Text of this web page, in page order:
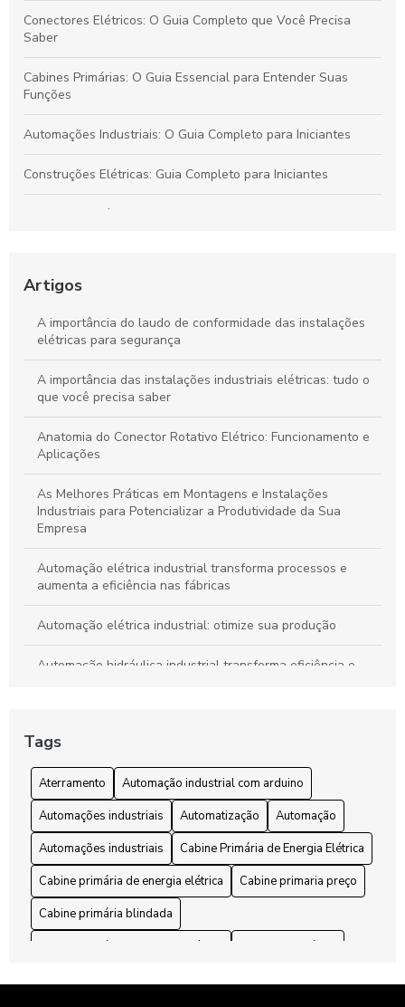
Conectores Elétricos: O Guia Completo que Você Precisa
Saber
Cabines Primárias: O Guia Essencial para Entender Suas
Funções
Automações Industriais: O Guia Completo para Iniciantes
Construções Elétricas: Guia Completo para Iniciantes
Conectores Elétricos: O Guia Completo para Escolher os
Artigos
A importância do laudo de conformidade das instalações
elétricas para segurança
A importância das instalações industriais elétricas: tudo o
que você precisa saber
Anatomia do Conector Rotativo Elétrico: Funcionamento e
Aplicações
As Melhores Práticas em Montagens e Instalações
Industriais para Potencializar a Produtividade da Sua
Empresa
Automação elétrica industrial transforma processos e
aumenta a eficiência nas fábricas
Automação elétrica industrial: otimize sua produção
Automação hidráulica industrial transforma eficiência e
com Tecnologia Inovadora
Automação industrial com Arduino: Transforme sua
produção com tecnologia acessível
Automação Pneumática Industrial Revoluciona Processos e
Aumenta a Eficiência na Indústria
Automações Industriais: Guia Completo para Transformar
sua Produção
Tags
Aterramento
Automação industrial com arduino
Automações industriais
Automatização
Automação
Automações industriais
Cabine Primária de Energia Elétrica
Cabine primária de energia elétrica
Cabine primaria preço
Cabine primária blindada
Cabine primária de energia elétrica
Cabines primárias